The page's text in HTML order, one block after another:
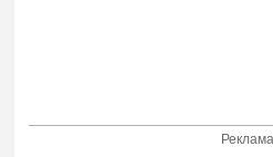
Реклама